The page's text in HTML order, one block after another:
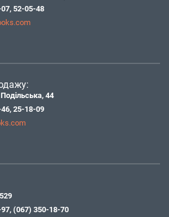
, 52-05-48
44
, 25-18-09
, (067) 350-18-70